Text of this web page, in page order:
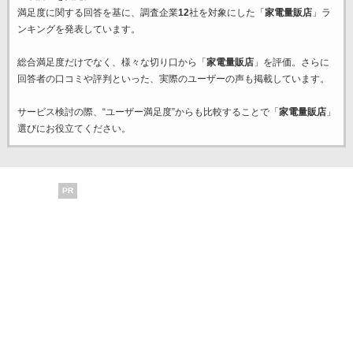
満足度に関する回答を基に、調査企業12社を対象にした「 家電量販店」ラ
ンキングを発表しています。
総合満足度だけでなく、様々な切り口から「 家電量販店」を評価。さらに
回答者の口コミや評判といった、実際のユーザーの声も掲載しています。
サービス検討の際、“ユーザー満足度”からも比較することで「 家電量販店」
選びにお役立てください。
PR